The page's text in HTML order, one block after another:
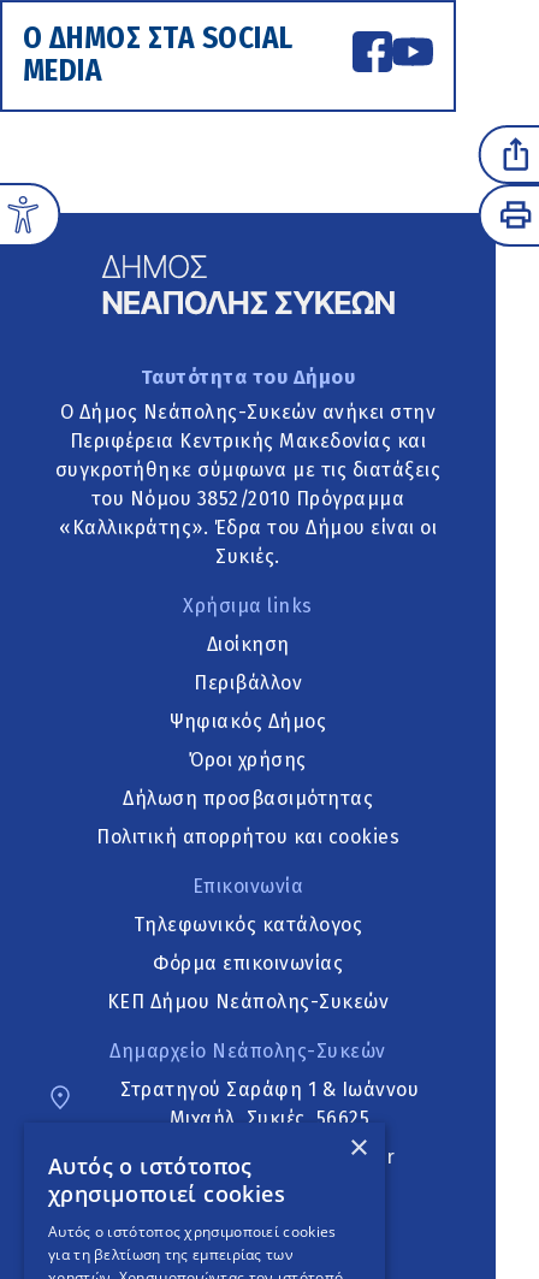
Ο ΔΗΜΟΣ ΣΤΑ SOCIAL
MEDIA
Ταυτότητα του Δήμου
Ο Δήμος Νεάπολης-Συκεών ανήκει στην
Περιφέρεια Κεντρικής Μακεδονίας και
συγκροτήθηκε σύμφωνα με τις διατάξεις
του Νόμου 3852/2010 Πρόγραμμα
«Καλλικράτης». Έδρα του Δήμου είναι οι
Συκιές.
Χρήσιμα links
Διοίκηση
Περιβάλλον
Ψηφιακός Δήμος
Όροι χρήσης
Δήλωση προσβασιμότητας
Πολιτική απορρήτου και cookies
Επικοινωνία
Τηλεφωνικός κατάλογος
Φόρμα επικοινωνίας
ΚΕΠ Δήμου Νεάπολης-Συκεών
Δημαρχείο Νεάπολης-Συκεών
Στρατηγού Σαράφη 1 & Ιωάννου
Μιχαήλ, Συκιές, 56625
neapoli.sykies@ddt.gov.gr
Ακολουθήστε
×
Αυτός ο ιστότοπος
χρησιμοποιεί cookies
Αυτός ο ιστότοπος χρησιμοποιεί cookies
για τη βελτίωση της εμπειρίας των